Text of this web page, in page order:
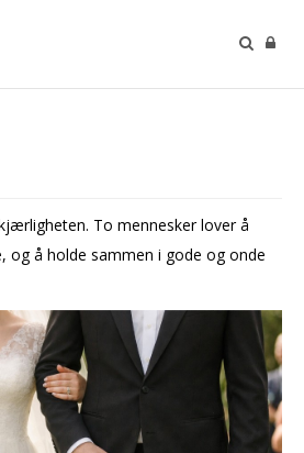
To mennesker lover å
og å holde sammen i gode og onde